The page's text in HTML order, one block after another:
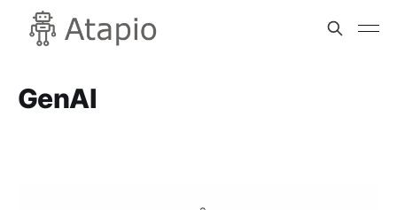
GenAI